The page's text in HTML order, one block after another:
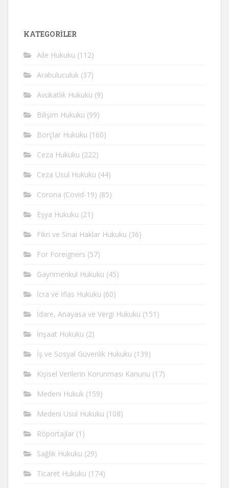
KATEGORİLER
Aile Hukuku (112)
Arabuluculuk (37)
Avukatlık Hukuku (9)
Bilişim Hukuku (99)
Borçlar Hukuku (160)
Ceza Hukuku (222)
Ceza Usul Hukuku (44)
Corona (Covid-19) (85)
Eşya Hukuku (21)
Fikri ve Sinai Haklar Hukuku (36)
For Foreigners (57)
Gayrimenkul Hukuku (45)
İcra ve İflas Hukuku (60)
İdare, Anayasa ve Vergi Hukuku (151)
İnşaat Hukuku (2)
İş ve Sosyal Güvenlik Hukuku (139)
Kişisel Verilerin Korunması Kanunu (17)
Medeni Hukuk (159)
Medeni Usul Hukuku (108)
Röportajlar (1)
Sağlık Hukuku (29)
Ticaret Hukuku (174)